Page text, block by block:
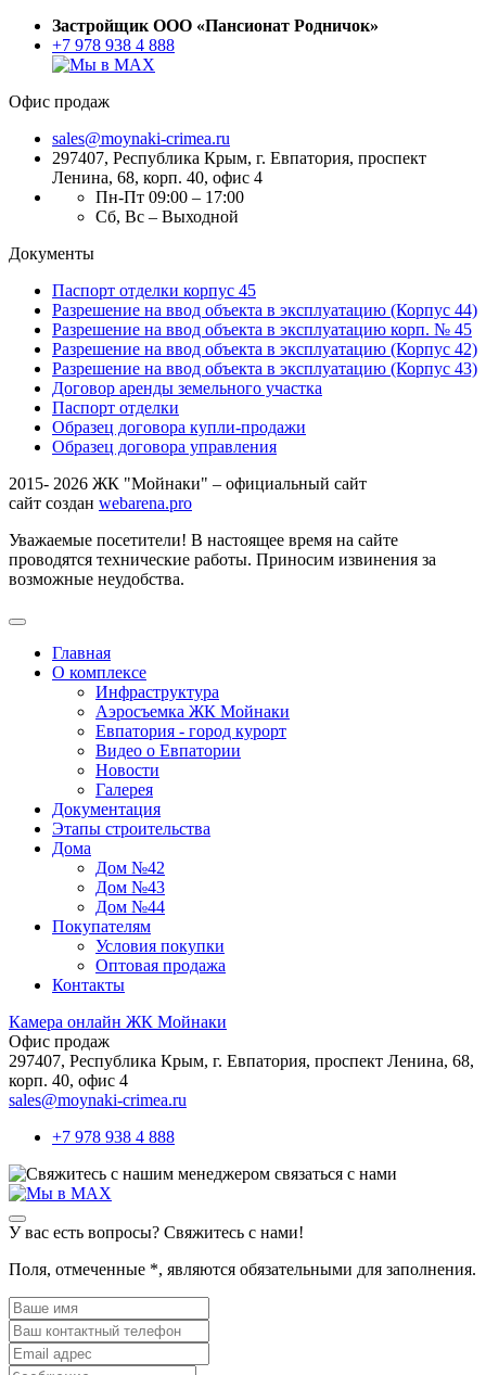
Застройщик ООО «Пансионат Родничок»
+7 978 938 4 888
Офис продаж
sales@moynaki-crimea.ru
297407, Республика Крым, г. Евпатория, проспект
Ленина, 68, корп. 40, офис 4
Пн-Пт 09:00 – 17:00
Сб, Вс – Выходной
Документы
Паспорт отделки корпус 45
Разрешение на ввод объекта в эксплуатацию (Корпус 44)
Разрешение на ввод объекта в эксплуатацию корп. № 45
Разрешение на ввод объекта в эксплуатацию (Корпус 42)
Разрешение на ввод объекта в эксплуатацию (Корпус 43)
Договор аренды земельного участка
Паспорт отделки
Образец договора купли-продажи
Образец договора управления
2015- 2026 ЖК "Мойнаки" – официальный сайт
сайт создан webarena.pro
Уважаемые посетители! В настоящее время на сайте
проводятся технические работы. Приносим извинения за
возможные неудобства.
Главная
О комплексе
Инфраструктура
Аэросъемка ЖК Мойнаки
Евпатория - город курорт
Видео о Евпатории
Новости
Галерея
Документация
Этапы строительства
Дома
Дом №42
Дом №43
Дом №44
Покупателям
Условия покупки
Оптовая продажа
Контакты
Камера онлайн ЖК Мойнаки
Офис продаж
297407, Республика Крым, г. Евпатория, проспект Ленина, 68,
корп. 40, офис 4
sales@moynaki-crimea.ru
+7 978 938 4 888
связаться с нами
У вас есть вопросы? Свяжитесь с нами!
Поля, отмеченные *, являются обязательными для заполнения.